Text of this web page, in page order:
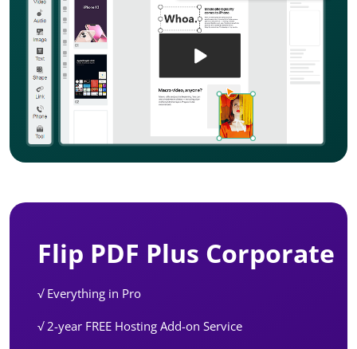
Flip PDF Plus Corporate
√ Everything in Pro
√ 2-year FREE Hosting Add-on Service